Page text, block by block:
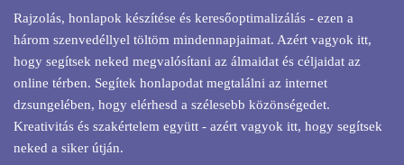
Rajzolás, honlapok készítése és keresőoptimalizálás - ezen a
három szenvedéllyel töltöm mindennapjaimat. Azért vagyok itt,
hogy segítsek neked megvalósítani az álmaidat és céljaidat az
online térben. Segítek honlapodat megtalálni az internet
dzsungelében, hogy elérhesd a szélesebb közönségedet.
Kreativitás és szakértelem együtt - azért vagyok itt, hogy segítsek
neked a siker útján.